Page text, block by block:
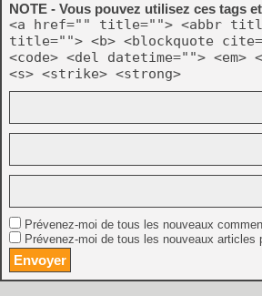
NOTE - Vous pouvez utilisez ces tags
<a href="" title=""> <abbr
title=""> <b> <blockquote
<code> <del datetime="">
<s> <strike> <strong>
Prévenez-moi de tous les nouveaux
Prévenez-moi de tous les nouveaux articles